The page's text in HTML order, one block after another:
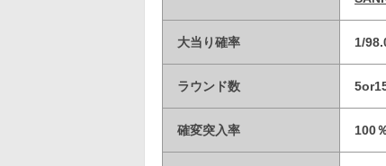
大当り確率 1/
ラウンド数
確変突入率 100